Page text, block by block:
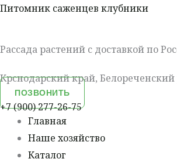
Перейти
Питомник саженцев клубники
Рассада растений с доставкой по
Крснодарский край,
ПОЗВОНИТЬ
+7 (900) 277-26-75
Меню
Главная
Наше хозяйство
Каталог